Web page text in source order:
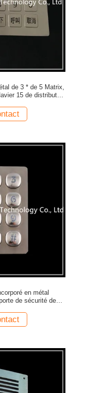
de 3 * de 5 Matrix,
15 de distributeur
en métal
de sécurité de